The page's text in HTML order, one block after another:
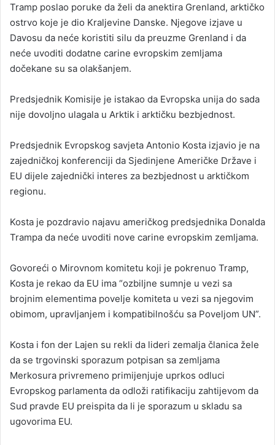
Tramp poslao poruke da želi da anektira Grenland, arktičko
ostrvo koje je dio Kraljevine Danske. Njegove izjave u
Davosu da neće koristiti silu da preuzme Grenland i da
neće uvoditi dodatne carine evropskim zemljama
dočekane su sa olakšanjem.
Predsjednik Komisije je istakao da Evropska unija do sada
nije dovoljno ulagala u Arktik i arktičku bezbjednost.
Predsjednik Evropskog savjeta Antonio Kosta izjavio je na
zajedničkoj konferenciji da Sjedinjene Američke Države i
EU dijele zajednički interes za bezbjednost u arktičkom
regionu.
Kosta je pozdravio najavu američkog predsjednika Donalda
Trampa da neće uvoditi nove carine evropskim zemljama.
Govoreći o Mirovnom komitetu koji je pokrenuo Tramp,
Kosta je rekao da EU ima “ozbiljne sumnje u vezi sa
brojnim elementima povelje komiteta u vezi sa njegovim
obimom, upravljanjem i kompatibilnošću sa Poveljom UN”.
Kosta i fon der Lajen su rekli da lideri zemalja članica žele
da se trgovinski sporazum potpisan sa zemljama
Merkosura privremeno primijenjuje uprkos odluci
Evropskog parlamenta da odloži ratifikaciju zahtijevom da
Sud pravde EU preispita da li je sporazum u skladu sa
ugovorima EU.